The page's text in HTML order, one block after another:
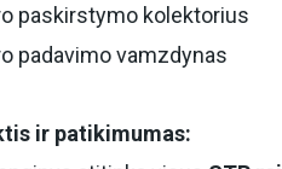
paskirstymo kolektorius
padavimo vamzdynas
ir patikimumas: